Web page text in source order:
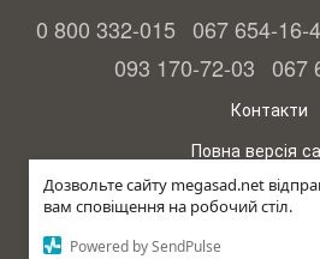
Дозвольте сайту megasad.net
вам сповіщення на робочий стіл.
Powered by SendPulse
0 800 332-015 067 654-16-
093 170-72-03 067
Контакти
Повна версія
©
Megasad – гарантія